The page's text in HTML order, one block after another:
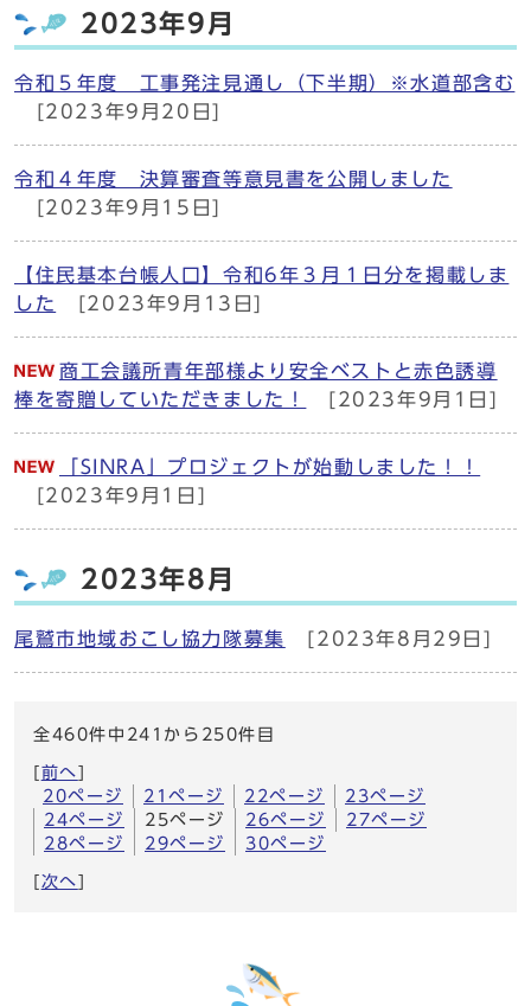
2023年9月
令和５年度 工事発注見通し（下半期）※水道部含む
[2023年9月20日]
令和４年度 決算審査等意見書を公開しました
[2023年9月15日]
【住民基本台帳人口】令和6年３月１日分を掲載しま
した
[2023年9月13日]
商工会議所青年部様より安全ベストと赤色誘導
棒を寄贈していただきました！
[2023年9月1日]
「SINRA」プロジェクトが始動しました！！
[2023年9月1日]
2023年8月
尾鷲市地域おこし協力隊募集 [2023年8月29日]
全460件中241から250件目
前へ
20ページ
21ページ 22ページ
23ページ
24ページ
25ページ 26ページ
27ページ
28ページ
29ページ 30ページ
次へ